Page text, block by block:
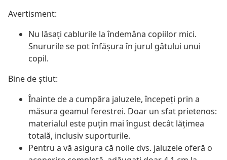
Avertisment:
Nu lăsați cablurile la îndemâna copiilor mici.
Snururile se pot înfăşura în jurul gâtului unui
copil.
Bine de știut:
Înainte de a cumpăra jaluzele, începeți prin a
măsura geamul ferestrei. Doar un sfat prietenos:
materialul este puțin mai îngust decât lățimea
totală, inclusiv suporturile.
Pentru a vă asigura că noile dvs. jaluzele oferă o